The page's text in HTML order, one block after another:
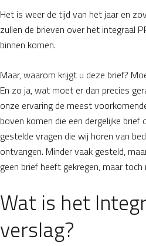
Het is weer de tijd van het jaar en
zullen de brieven over het integraal
binnen komen.
Maar, waarom krijgt u deze brief?
En zo ja, wat moet er dan precies
onze ervaring de meest
boven komen die een dergelijke
gestelde vragen die wij horen van
ontvangen. Minder vaak gesteld,
geen brief heeft gekregen, maar
Wat is het
verslag?